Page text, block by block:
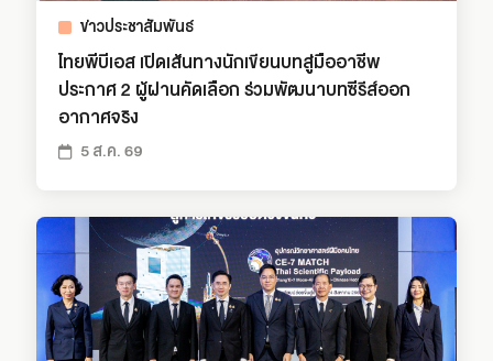
ข่าวประชาสัมพันธ์
ไทยพีบีเอส เปิดเส้นทางนักเขียนบทสู่มืออาชีพ
ประกาศ 2 ผู้ผ่านคัดเลือก ร่วมพัฒนาบทซีรีส์ออก
อากาศจริง
5 ส.ค. 69